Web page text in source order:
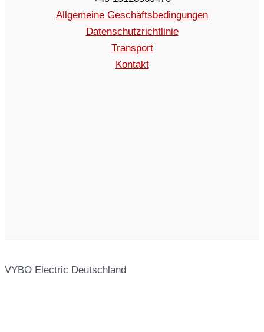
Allgemeine Geschäftsbedingungen
Datenschutzrichtlinie
Transport
Kontakt
VYBO Electric Deutschland